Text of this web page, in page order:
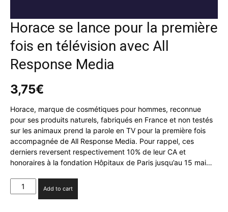
Horace se lance pour la première
fois en télévision avec All
Response Media
3,75€
Horace, marque de cosmétiques pour hommes, reconnue
pour ses produits naturels, fabriqués en France et non testés
sur les animaux prend la parole en TV pour la première fois
accompagnée de All Response Media. Pour rappel, ces
derniers reversent respectivement 10% de leur CA et
honoraires à la fondation Hôpitaux de Paris jusqu’au 15 mai…
Horace
se
Add to cart